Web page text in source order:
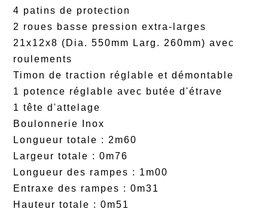
4 patins de protection
2 roues basse pression extra-larges
21x12x8 (Dia. 550mm Larg. 260mm) avec
roulements
Timon de traction réglable et démontable
1 potence réglable avec butée d'étrave
1 tête d'attelage
Boulonnerie Inox
Longueur totale : 2m60
Largeur totale : 0m76
Longueur des rampes : 1m00
Entraxe des rampes : 0m31
Hauteur totale : 0m51